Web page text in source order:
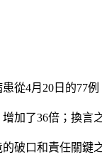
從4月20日的77
加了36倍；換
破口和責任關